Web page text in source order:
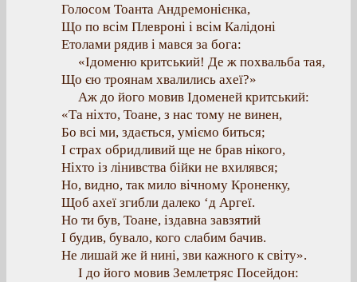
Голосом Тоанта Андремонієнка,
Що по всім Плевроні і всім Калідоні
Етолами рядив і мався за бога:
«Ідоменю критський! Де ж похвальба тая,
Що єю троянам хвалились ахеї?»
Аж до його мовив Ідоменей критський:
«Та ніхто, Тоане, з нас тому не винен,
Бо всі ми, здається, уміємо биться;
І страх обридливий ще не брав нікого,
Ніхто із лінивства бійки не вхилявся;
Но, видно, так мило вічному Кроненку,
Щоб ахеї згибли далеко ‘д Аргеї.
Но ти був, Тоане, іздавна завзятий
І будив, бувало, кого слабим бачив.
Не лишай же й нині, зви кажного к світу».
І до його мовив Землетряс Посейдон: